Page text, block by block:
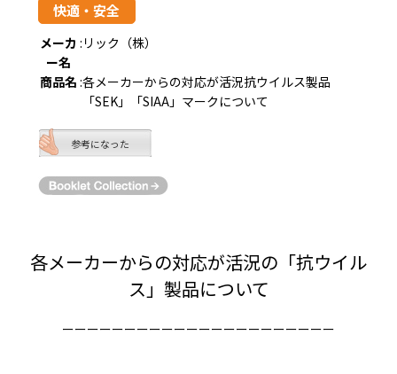
快適・安全
メーカ
ー名
: リック（株）
商品名 :各メーカーからの対応が活況抗ウイルス製品
「SEK」「SIAA」マークについて
参考になった
各メーカーからの対応が活況の「抗ウイル
ス」製品について
ーーーーーーーーーーーーーーーーーーーーーー